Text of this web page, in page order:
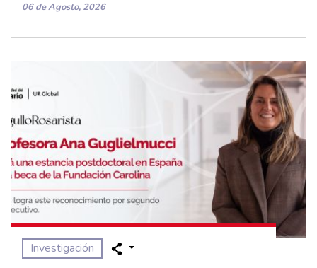
06 de Agosto, 2026
Investigación